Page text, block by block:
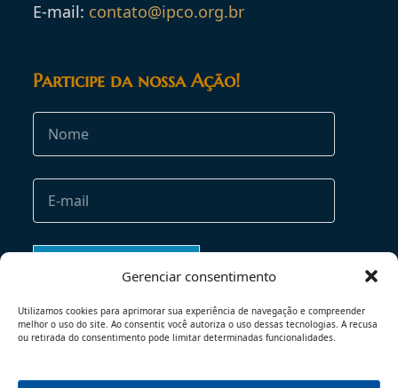
Gerenciar consentimento
Utilizamos cookies para aprimorar sua experiência de navegação e compreender
melhor o uso do site. Ao consentir, você autoriza o uso dessas tecnologias. A recusa
ou retirada do consentimento pode limitar determinadas funcionalidades.
E-mail: contato@ipco.org.br
Participe da nossa Ação!